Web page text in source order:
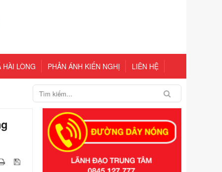
HÀI LÒNG PHẢN ÁNH KIẾN NGHỊ LIÊN HỆ